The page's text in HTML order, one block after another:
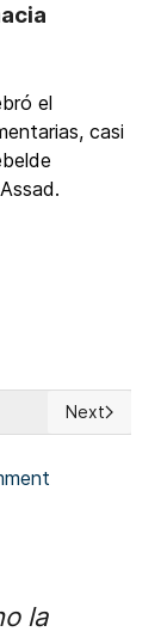
el
casi
entre las
Next
Next
la